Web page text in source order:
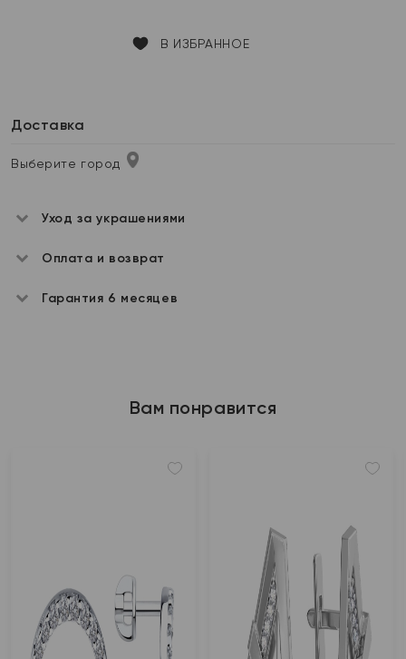
В ИЗБРАННОЕ
Доставка
Выберите город
Уход за украшениями
Оплата и возврат
Гарантия 6 месяцев
Вам понравится